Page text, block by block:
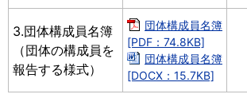
3.団体構成員名簿
（団体の構成員を
報告する様式）
団体構成員名簿
[PDF：74.8KB]
団体構成員名簿
[DOCX：15.7KB]